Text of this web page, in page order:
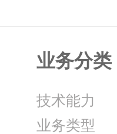
业务分类
技术能力
业务类型